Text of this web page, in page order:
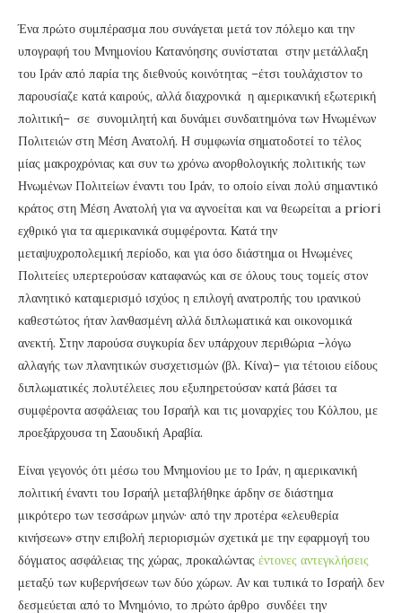
Ένα πρώτο συμπέρασμα που συνάγεται μετά τον πόλεμο και την
υπογραφή του Μνημονίου Κατανόησης συνίσταται στην μετάλλαξη
του Ιράν από παρία της διεθνούς κοινότητας –έτσι τουλάχιστον το
παρουσίαζε κατά καιρούς, αλλά διαχρονικά η αμερικανική εξωτερική
πολιτική– σε συνομιλητή και δυνάμει συνδαιτημόνα των Ηνωμένων
Πολιτειών στη Μέση Ανατολή. Η συμφωνία σηματοδοτεί το τέλος
μίας μακροχρόνιας και συν τω χρόνω ανορθολογικής πολιτικής των
Ηνωμένων Πολιτείων έναντι του Ιράν, το οποίο είναι πολύ σημαντικό
κράτος στη Μέση Ανατολή για να αγνοείται και να θεωρείται a priori
εχθρικό για τα αμερικανικά συμφέροντα. Κατά την
μεταψυχροπολεμική περίοδο, και για όσο διάστημα οι Ηνωμένες
Πολιτείες υπερτερούσαν καταφανώς και σε όλους τους τομείς στον
πλανητικό καταμερισμό ισχύος η επιλογή ανατροπής του ιρανικού
καθεστώτος ήταν λανθασμένη αλλά διπλωματικά και οικονομικά
ανεκτή. Στην παρούσα συγκυρία δεν υπάρχουν περιθώρια –λόγω
αλλαγής των πλανητικών συσχετισμών (βλ. Κίνα)– για τέτοιου είδους
διπλωματικές πολυτέλειες που εξυπηρετούσαν κατά βάσει τα
συμφέροντα ασφάλειας του Ισραήλ και τις μοναρχίες του Κόλπου, με
προεξάρχουσα τη Σαουδική Αραβία.
Είναι γεγονός ότι μέσω του Μνημονίου με το Ιράν, η αμερικανική
πολιτική έναντι του Ισραήλ μεταβλήθηκε άρδην σε διάστημα
μικρότερο των τεσσάρων μηνών· από την προτέρα «ελευθερία
κινήσεων» στην επιβολή περιορισμών σχετικά με την εφαρμογή του
δόγματος ασφάλειας της χώρας, προκαλώντας έντονες αντεγκλήσεις
μεταξύ των κυβερνήσεων των δύο χώρων. Αν και τυπικά το Ισραήλ δεν
δεσμεύεται από το Μνημόνιο, το πρώτο άρθρο συνδέει την